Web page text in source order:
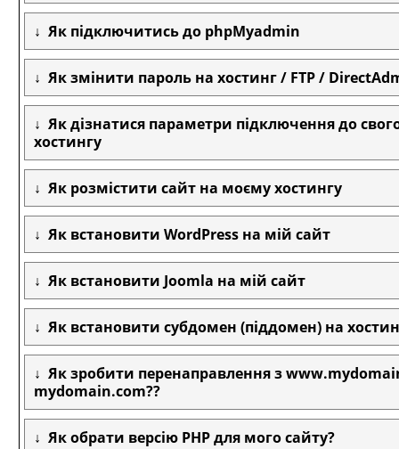
Як підключитись до phpMyadmin
Як змінити пароль на хостинг / FTP /
Як дізнатися параметри підключення до
хостингу
Як розмістити сайт на моєму хостингу
Як встановити WordPress на мій сайт
Як встановити Joomla на мій сайт
Як встановити субдомен (піддомен) на
Як зробити перенаправлення з
mydomain.com??
Як обрати версію PHP для мого сайту?